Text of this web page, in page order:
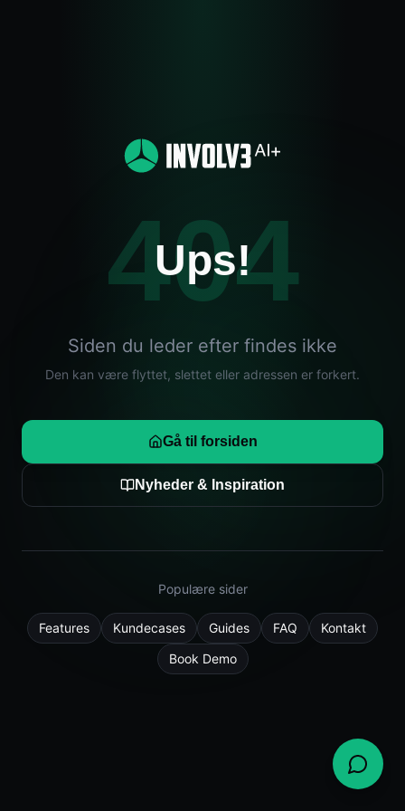
404
Ups!
Siden du leder efter findes ikke
Den kan være flyttet, slettet eller adressen er forkert.
Gå til forsiden
Nyheder & Inspiration
Populære sider
Features Kundecases Guides FAQ
Kontakt
Book Demo